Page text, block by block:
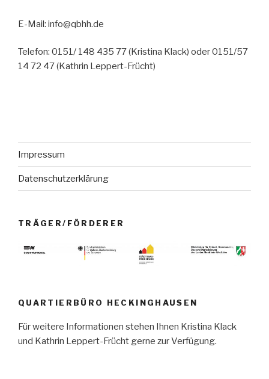
E-Mail: info@qbhh.de
Telefon: 0151/ 148 435 77 (Kristina Klack) oder 0151/57
14 72 47 (Kathrin Leppert-Frücht)
Impressum
Datenschutzerklärung
TRÄGER/FÖRDERER
QUARTIERBÜRO HECKINGHAUSEN
Für weitere Informationen stehen Ihnen Kristina Klack
und Kathrin Leppert-Frücht gerne zur Verfügung.